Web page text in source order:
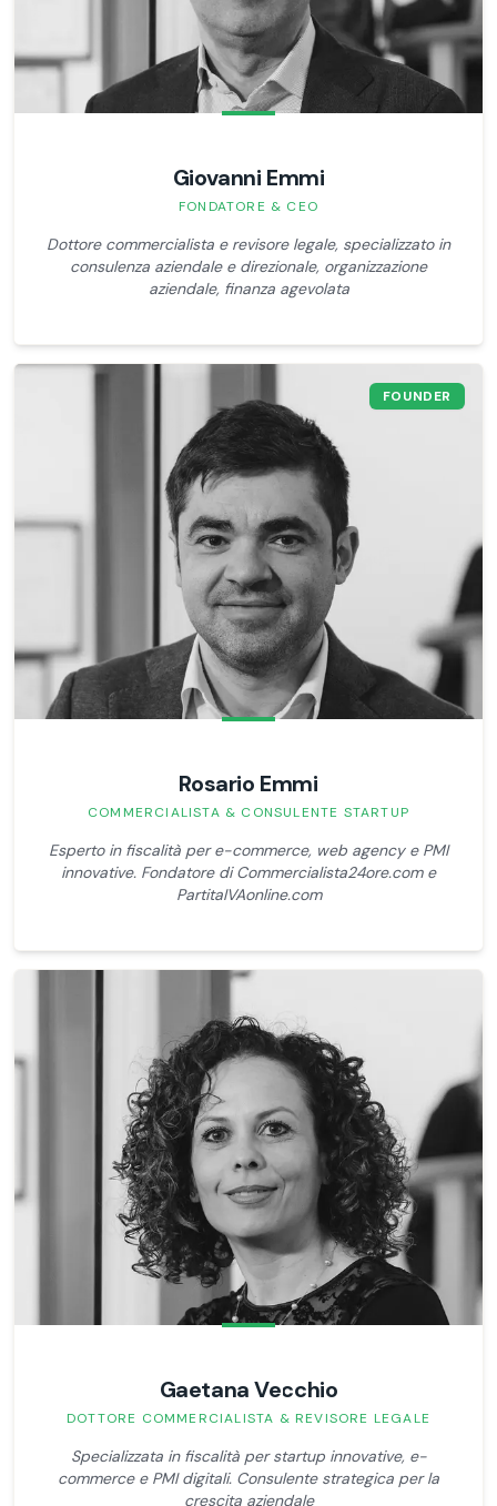
Giovanni Emmi
FONDATORE & CEO
Dottore commercialista e revisore legale, specializzato in
consulenza aziendale e direzionale, organizzazione
aziendale, finanza agevolata
FOUNDER
Rosario Emmi
COMMERCIALISTA & CONSULENTE STARTUP
Esperto in fiscalità per e-commerce, web agency e PMI
innovative. Fondatore di Commercialista24ore.com e
PartitaIVAonline.com
Gaetana Vecchio
DOTTORE COMMERCIALISTA & REVISORE LEGALE
Specializzata in fiscalità per startup innovative, e-
commerce e PMI digitali. Consulente strategica per la
crescita aziendale